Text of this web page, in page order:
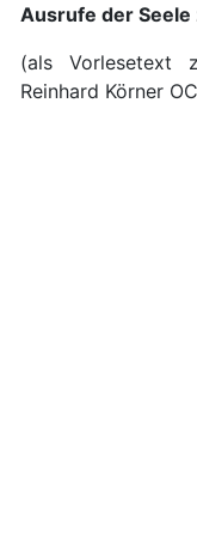
Ausrufe der Seele
(als Vorlesetext
Reinhard Körner